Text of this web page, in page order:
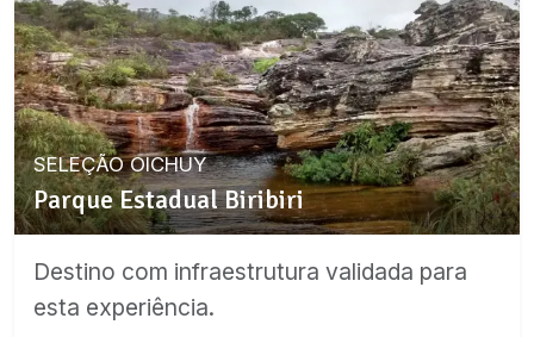
SELEÇÃO OICHUY
Parque Estadual Biribiri
Destino com infraestrutura validada para
esta experiência.